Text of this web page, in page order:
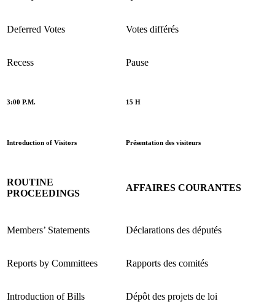
Deferred Votes Votes différés
Recess Pause
3:00 P.M. 15 H
Introduction of Visitors Présentation des visiteurs
ROUTINE
PROCEEDINGS
AFFAIRES COURANTES
Members’ Statements Déclarations des députés
Reports by Committees Rapports des comités
Introduction of Bills Dépôt des projets de loi